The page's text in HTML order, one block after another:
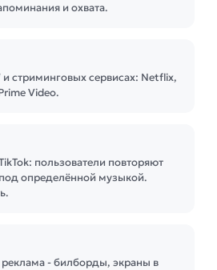
и охвата.
и стриминговых сервисах: Netflix,
Video.
пользователи повторяют
определённой музыкой.
- билборды, экраны в